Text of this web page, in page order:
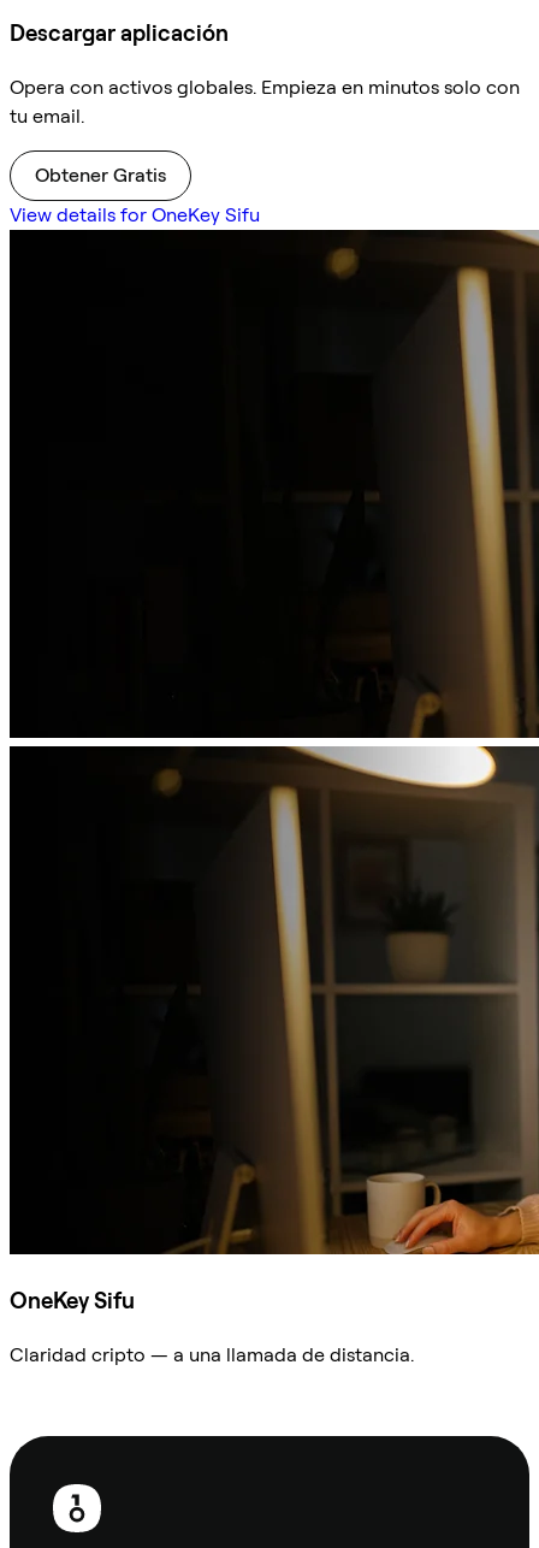
Descargar aplicación
Opera con activos globales. Empieza en minutos solo con
tu email.
Obtener Gratis
View details for OneKey Sifu
OneKey Sifu
Claridad cripto — a una llamada de distancia.
Pie